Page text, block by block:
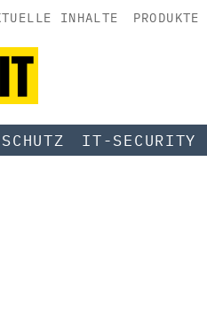
INHALTE PRODUKTE
IT-SECURITY